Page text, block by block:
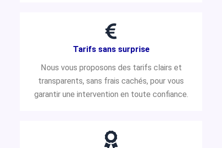
Tarifs sans surprise
Nous vous proposons des tarifs clairs et
transparents, sans frais cachés, pour vous
garantir une intervention en toute confiance.